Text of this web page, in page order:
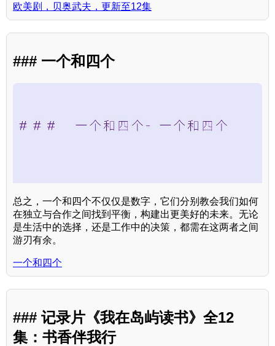
欧美剧，贝奥武夫，更新至12集
### 一个和四个
总之，一个和四个不仅仅是数字，它们分别教会我们如何
在独立与合作之间找到平衡，构建出更美好的未来。无论
是生活中的选择，还是工作中的决策，都需在这两者之间
游刃有余。
一个和四个
### 记录片《我在岛屿读书》全12
集：书香伴我行